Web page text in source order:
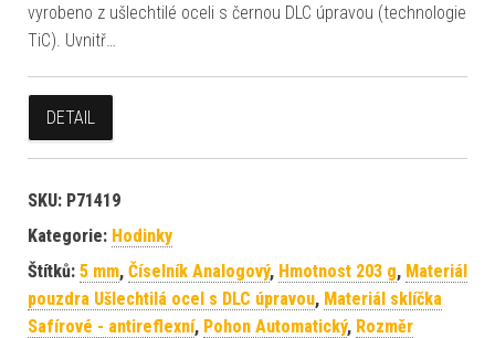
vyrobeno z ušlechtilé oceli s černou DLC úpravou (technologie
TiC). Uvnitř…
DETAIL
SKU: P71419
Kategorie: Hodinky
Štítků: 5 mm, Číselník Analogový, Hmotnost 203 g, Materiál
pouzdra Ušlechtilá ocel s DLC úpravou, Materiál sklíčka
Safírové - antireflexní, Pohon Automatický, Rozměr